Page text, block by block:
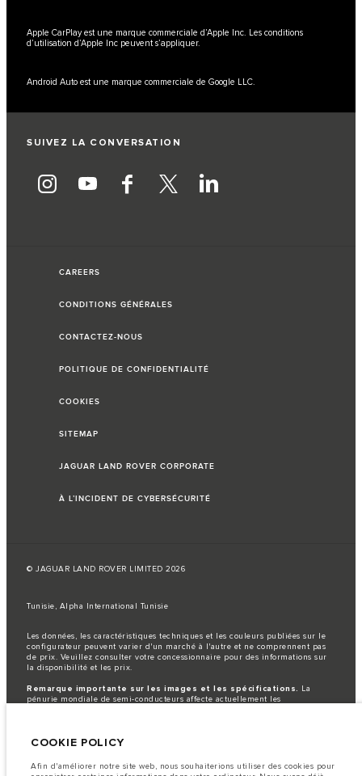
Apple CarPlay est une marque commerciale d’Apple Inc. Les conditions
d’utilisation d’Apple Inc peuvent s’appliquer.
Android Auto est une marque commerciale de Google LLC.
SUIVEZ LA CONVERSATION
CAREERS
CONDITIONS GÉNÉRALES
CONTACTEZ-NOUS
POLITIQUE DE CONFIDENTIALITÉ
COOKIES
SITEMAP
JAGUAR LAND ROVER CORPORATE
À L’INCIDENT DE CYBERSÉCURITÉ
© JAGUAR LAND ROVER LIMITED 2026
Tunisie, Alpha International Tunisie
Les données, les caractéristiques techniques et les couleurs publiées sur le
configurateur peuvent varier d'un marché à l'autre et ne comprennent pas
de prix. Veuillez consulter votre concessionnaire pour des informations sur
la disponibilité et les prix.
Remarque importante sur les images et les spécifications. La
pénurie mondiale de semi-conducteurs affecte actuellement les
refléter entièrement les spécifications actuelles en ce qui concerne les
Veuillez consulter votre concessionnaire pour avoir confirmation des
restrictions actuelles et faire un choix éclairé
COOKIE POLICY
Afin d'améliorer notre site web, nous souhaiterions utiliser des cookies pour